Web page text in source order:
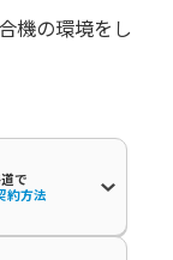
機の環境をし
で
約方法